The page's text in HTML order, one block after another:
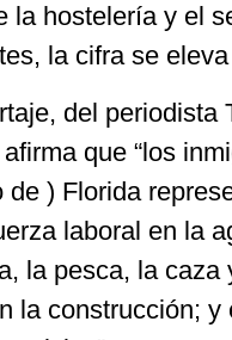
la hostelería y el
la cifra se
del periodista
que “los
de ) Florida
laboral en la
la pesca, la caza
la construcción; y